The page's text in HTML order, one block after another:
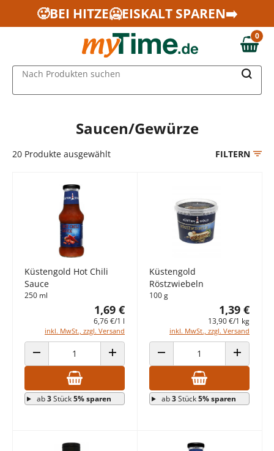
Zum Hauptinhalt springen
Zur Navigation springen
Zur Suche springen
🥵BEI HITZE🥶EISKALT SPAREN➡️
0,00 €
0
Nach Produkten suchen
Saucen/Gewürze
20 Produkte ausgewählt FILTERN
Küstengold Hot Chili
Sauce
250 ml
1,69 €
6,76 €/1 l
inkl. MwSt., zzgl. Versand
ANZAHL VERRINGERN ANZAHL ERHÖHEN
ab3Stück5% sparen
Küstengold
Röstzwiebeln
100 g
1,39 €
13,90 €/1 kg
inkl. MwSt., zzgl. Versand
ANZAHL VERRINGERN ANZAHL
ab3Stück5% sparen